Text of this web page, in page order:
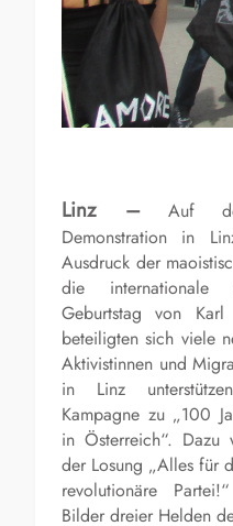
Linz – Auf
Demonstration in
Ausdruck der
die
Geburtstag von Karl
beteiligten sich viele
Aktivistinnen und
in Linz
Kampagne zu „100
in Österreich“. Dazu
der Losung „Alles für
revolutionäre
Bilder dreier Helden